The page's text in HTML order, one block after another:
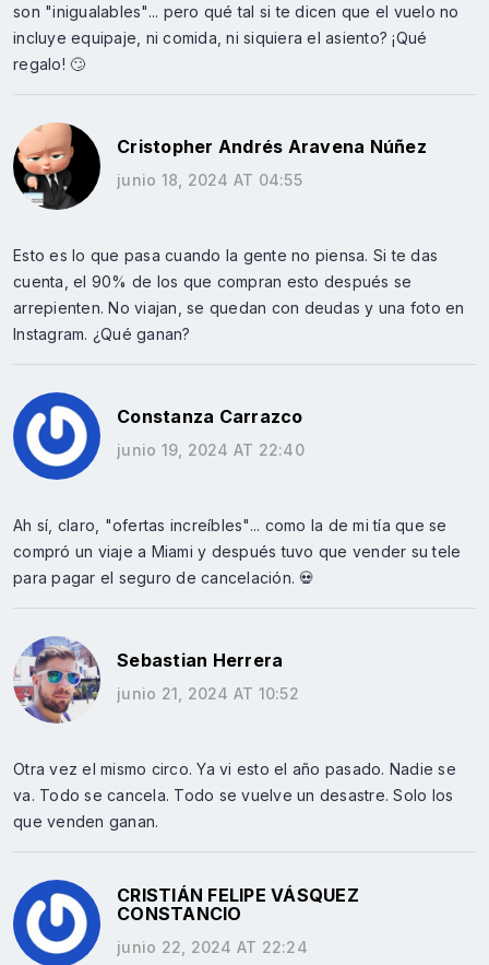
son "inigualables"... pero qué tal si te dicen que el vuelo no
incluye equipaje, ni comida, ni siquiera el asiento? ¡Qué
regalo! 🙄
Cristopher Andrés Aravena Núñez
junio 18, 2024 AT 04:55
Esto es lo que pasa cuando la gente no piensa. Si te das
cuenta, el 90% de los que compran esto después se
arrepienten. No viajan, se quedan con deudas y una foto en
Instagram. ¿Qué ganan?
Constanza Carrazco
junio 19, 2024 AT 22:40
Ah sí, claro, "ofertas increíbles"... como la de mi tía que se
compró un viaje a Miami y después tuvo que vender su tele
para pagar el seguro de cancelación. 💀
Sebastian Herrera
junio 21, 2024 AT 10:52
Otra vez el mismo circo. Ya vi esto el año pasado. Nadie se
va. Todo se cancela. Todo se vuelve un desastre. Solo los
que venden ganan.
CRISTIÁN FELIPE VÁSQUEZ
CONSTANCIO
junio 22, 2024 AT 22:24